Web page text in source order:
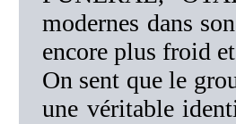
modernes dans
encore plus froid
On sent que le
une véritable